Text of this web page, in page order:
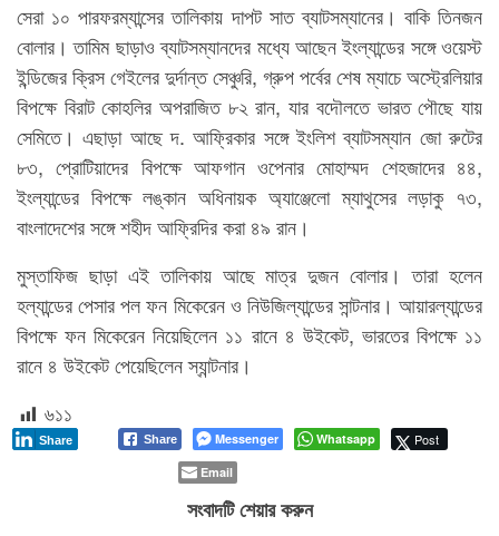
সেরা ১০ পারফরম্যান্সের তালিকায় দাপট সাত ব্যাটসম্যানের। বাকি তিনজন
বোলার। তামিম ছাড়াও ব্যাটসম্যানদের মধ্যে আছেন ইংল্যান্ডের সঙ্গে ওয়েস্ট
ইন্ডিজের ক্রিস গেইলের দুর্দান্ত সেঞ্চুরি, গ্রুপ পর্বের শেষ ম্যাচে অস্ট্রেলিয়ার
বিপক্ষে বিরাট কোহলির অপরাজিত ৮২ রান, যার বদৌলতে ভারত পৌছে যায়
সেমিতে। এছাড়া আছে দ. আফ্রিকার সঙ্গে ইংলিশ ব্যাটসম্যান জো রুটের
৮৩, প্রোটিয়াদের বিপক্ষে আফগান ওপেনার মোহাম্মদ শেহজাদের ৪৪,
ইংল্যান্ডের বিপক্ষে লঙ্কান অধিনায়ক অ্যাঞ্জেলো ম্যাথুসের লড়াকু ৭৩,
বাংলাদেশের সঙ্গে শহীদ আফ্রিদির করা ৪৯ রান।
মুস্তাফিজ ছাড়া এই তালিকায় আছে মাত্র দুজন বোলার। তারা হলেন
হল্যান্ডের পেসার পল ফন মিকেরেন ও নিউজিল্যান্ডের সান্টনার। আয়ারল্যান্ডের
বিপক্ষে ফন মিকেরেন নিয়েছিলেন ১১ রানে ৪ উইকেট, ভারতের বিপক্ষে ১১
রানে ৪ উইকেট পেয়েছিলেন স্যান্টনার।
৬১১
Share Messenger Whatsapp Post
Share
Email
সংবাদটি শেয়ার করুন